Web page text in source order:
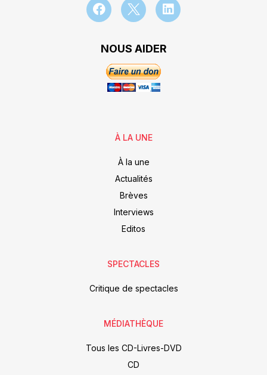
NOUS AIDER
À LA UNE
À la une
Actualités
Brèves
Interviews
Editos
SPECTACLES
Critique de spectacles
MÉDIATHÈQUE
Tous les CD-Livres-DVD
CD